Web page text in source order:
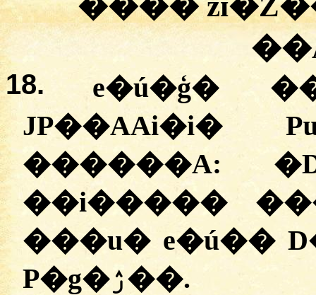
18.
e�ú�ģ�
JP��AAi�i�
������A: �
��i�����
���u� e�ú��
P�g�ۯ��.